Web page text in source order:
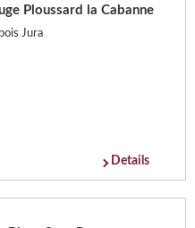
Ploussard la Cabanne
Jura
Details